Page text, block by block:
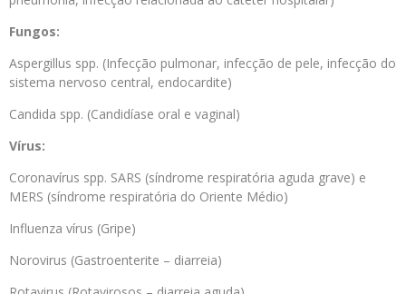
Fungos:
Aspergillus spp. (Infecção pulmonar, infecção de pele, infecção do
sistema nervoso central, endocardite)
Candida spp. (Candidíase oral e vaginal)
Vírus:
Coronavírus spp. SARS (síndrome respiratória aguda grave) e
MERS (síndrome respiratória do Oriente Médio)
Influenza vírus (Gripe)
Norovirus (Gastroenterite – diarreia)